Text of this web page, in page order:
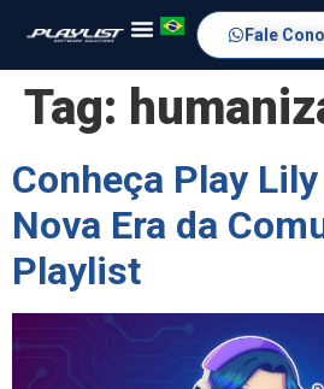
Fale
Tag:
Conheça Play
Nova Era da
Playlist